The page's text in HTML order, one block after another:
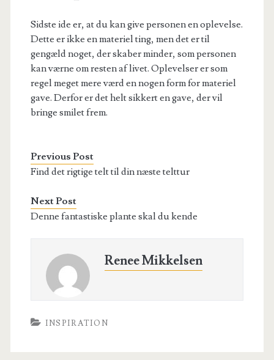
Sidste ide er, at du kan give personen en oplevelse.
Dette er ikke en materiel ting, men det er til
gengæld noget, der skaber minder, som personen
kan værne om resten af livet. Oplevelser er som
regel meget mere værd en nogen form for materiel
gave. Derfor er det helt sikkert en gave, der vil
bringe smilet frem.
Previous Post
Find det rigtige telt til din næste telttur
Next Post
Denne fantastiske plante skal du kende
Renee Mikkelsen
INSPIRATION